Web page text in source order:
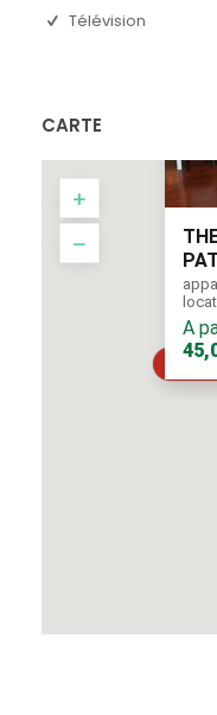
Télévision
CARTE
A
A